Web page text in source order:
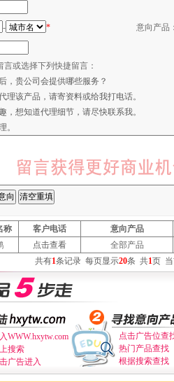
- * 意向产品：
言或选择下列快捷留言：
，贵公司会提供哪些服务？
理该产品，请寄资料或给我打电话。
，想知道代理细节，请尽快联系我。
。
称 客户电话 意向产品
点击查看 全部产品
共有1条记录 每页显示20条 共1页
WWW.hxytw.com
搜索
广告进入
点击广告位查
热门产品查找
根据搜索查找